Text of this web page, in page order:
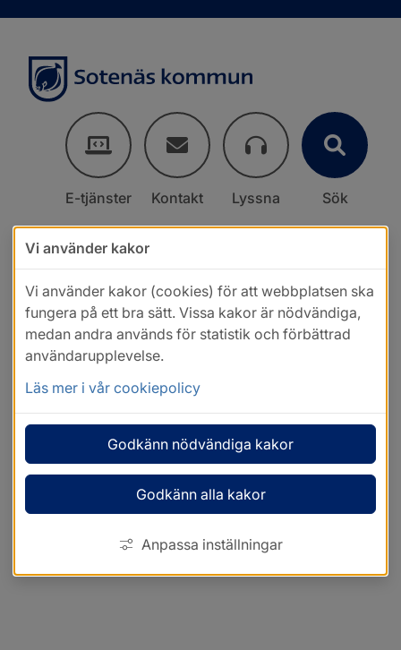
E-tjänster Kontakt Lyssna Sök
Vi använder kakor
Vi använder kakor (cookies) för att webbplatsen ska
fungera på ett bra sätt. Vissa kakor är nödvändiga,
medan andra används för statistik och förbättrad
användarupplevelse.
Läs mer i vår cookiepolicy
Godkänn nödvändiga kakor
Godkänn alla kakor
Anpassa inställningar